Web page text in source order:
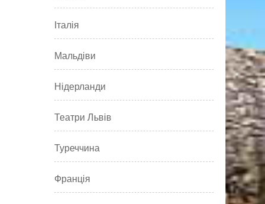
Італія
Мальдіви
Нідерланди
Театри Львів
Туреччина
Франція